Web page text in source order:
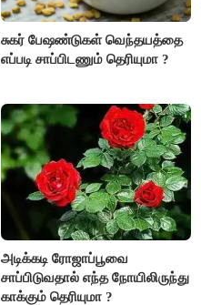
சுகர் பேஷண்டுகள் வெந்தயத்தை
எப்படி சாப்பிடணும் தெரியுமா ?
அடிக்கடி ரோஜாப்பூவை
சாப்பிடுவதால் எந்த நோயிலிருந்து
காக்கும் தெரியுமா ?